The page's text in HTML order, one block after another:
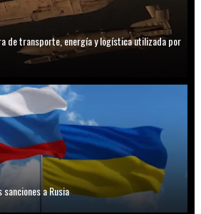
de transporte, energía y logística utilizada por
sanciones a Rusia